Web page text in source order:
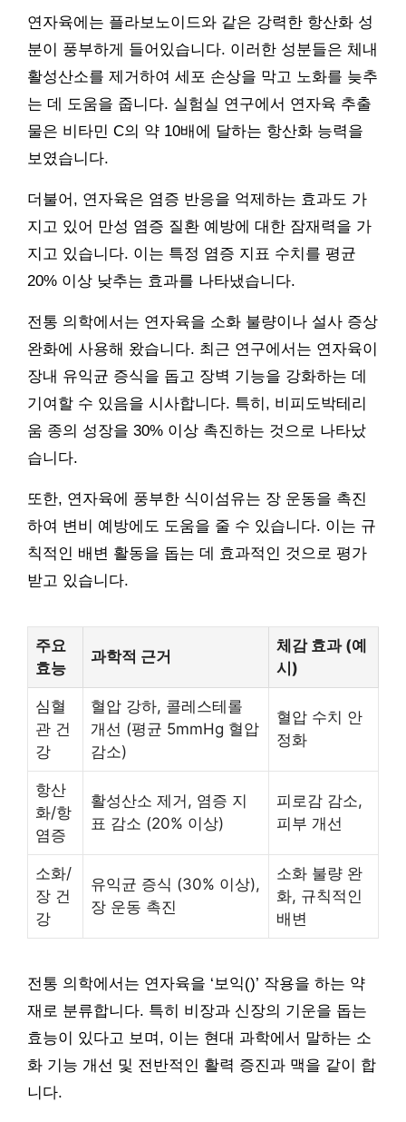
연자육에는 플라보노이드와 같은 강력한 항산화 성
분이 풍부하게 들어있습니다. 이러한 성분들은 체내
활성산소를 제거하여 세포 손상을 막고 노화를 늦추
는 데 도움을 줍니다. 실험실 연구에서 연자육 추출
물은 비타민 C의 약 10배에 달하는 항산화 능력을
보였습니다.
더불어, 연자육은 염증 반응을 억제하는 효과도 가
지고 있어 만성 염증 질환 예방에 대한 잠재력을 가
지고 있습니다. 이는 특정 염증 지표 수치를 평균
20% 이상 낮추는 효과를 나타냈습니다.
전통 의학에서는 연자육을 소화 불량이나 설사 증상
완화에 사용해 왔습니다. 최근 연구에서는 연자육이
장내 유익균 증식을 돕고 장벽 기능을 강화하는 데
기여할 수 있음을 시사합니다. 특히, 비피도박테리
움 종의 성장을 30% 이상 촉진하는 것으로 나타났
습니다.
또한, 연자육에 풍부한 식이섬유는 장 운동을 촉진
하여 변비 예방에도 도움을 줄 수 있습니다. 이는 규
칙적인 배변 활동을 돕는 데 효과적인 것으로 평가
받고 있습니다.
주요
효능
과학적 근거
체감 효과 (예
시)
심혈
관 건
강
혈압 강하, 콜레스테롤
개선 (평균 5mmHg 혈압
감소)
혈압 수치 안
정화
항산
화/항
염증
활성산소 제거, 염증 지
표 감소 (20% 이상)
피로감 감소,
피부 개선
소화/
장 건
강
유익균 증식 (30% 이상),
장 운동 촉진
소화 불량 완
화, 규칙적인
배변
전통 의학에서는 연자육을 ‘보익()’ 작용을 하는 약
재로 분류합니다. 특히 비장과 신장의 기운을 돕는
효능이 있다고 보며, 이는 현대 과학에서 말하는 소
화 기능 개선 및 전반적인 활력 증진과 맥을 같이 합
니다.